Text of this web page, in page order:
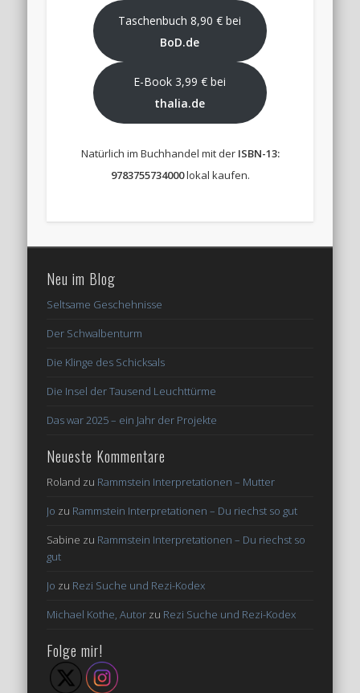
Taschenbuch 8,90 € bei
BoD.de
E-Book 3,99 € bei
thalia.de
Natürlich im Buchhandel mit der ISBN-13:
9783755734000lokal kaufen.
Neu im Blog
Seltsame Geschehnisse
Der Schwalbenturm
Die Klinge des Schicksals
Die Insel der Tausend Leuchttürme
Das war 2025 – ein Jahr der Projekte
Neueste Kommentare
Roland zu Rammstein Interpretationen – Mutter
Jo zu Rammstein Interpretationen – Du riechst so gut
Sabine zu Rammstein Interpretationen – Du riechst so
gut
Jo zu Rezi Suche und Rezi-Kodex
Michael Kothe, Autor zu Rezi Suche und Rezi-Kodex
Folge mir!